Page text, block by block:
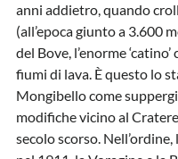
anni addietro, quando
(all’epoca giunto a 3.600
del Bove, l’enorme
fiumi di lava. È questo lo
Mongibello come
modifiche vicino al
secolo scorso.